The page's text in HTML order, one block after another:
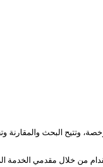
وتتيح البحث والمقارنة
من خلال مقدمي الخدمة